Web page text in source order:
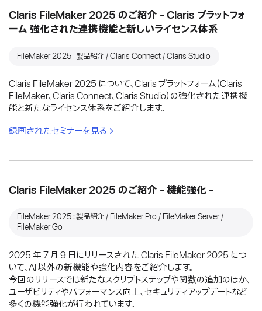
Claris FileMaker 2025 のご紹介 - Claris プラットフォ
ーム 強化された連携機能と新しいライセンス体系
FileMaker 2025：製品紹介 / Claris Connect / Claris Studio
Claris FileMaker 2025 について、Claris プラットフォーム（Claris
FileMaker、Claris Connect、Claris Studio）の強化された連携機
能と新たなライセンス体系をご紹介します。
録画されたセミナーを見る
Claris FileMaker 2025 のご紹介 - 機能強化 -
FileMaker 2025：製品紹介 / FileMaker Pro / FileMaker Server /
FileMaker Go
2025 年 7 月 9 日にリリースされた Claris FileMaker 2025 につ
いて、AI 以外の新機能や強化内容をご紹介します。
今回のリリースでは新たなスクリプトステップや関数の追加のほか、
ユーザビリティやパフォーマンス向上、セキュリティアップデートなど
多くの機能強化が行われています。